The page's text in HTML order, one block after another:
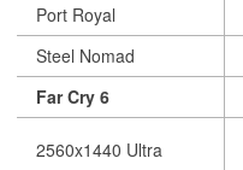
Port Royal
Steel Nomad
Far Cry 6
2560x1440 Ultra